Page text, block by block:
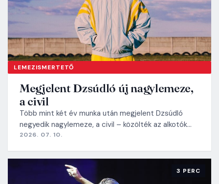
LEMEZISMERTETŐ
Megjelent Dzsúdló új nagylemeze,
a civil
Több mint két év munka után megjelent Dzsúdló
negyedik nagylemeze, a civil – közölték az alkotók…
2026. 07. 10.
3 PERC